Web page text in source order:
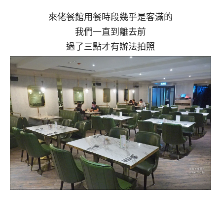
來佬餐館用餐時段幾乎是客滿的
我們一直到離去前
過了三點才有辦法拍照